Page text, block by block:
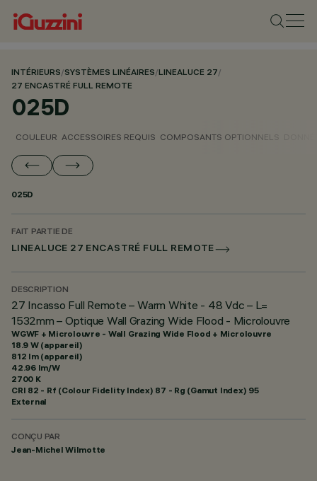
INTÉRIEURS/SYSTÈMES LINÉAIRES/LINEALUCE 27/
27 ENCASTRÉ FULL REMOTE
025D
COULEUR ACCESSOIRES REQUIS COMPOSANTS OPTIONNELS
025D
FAIT PARTIE DE
LINEALUCE 27 ENCASTRÉ FULL REMOTE
DESCRIPTION
27 Incasso Full Remote – Warm White - 48 Vdc – L=
1532mm – Optique Wall Grazing Wide Flood - Microlouvre
WGWF + Microlouvre - Wall Grazing Wide Flood + Microlouvre
18.9 W (appareil)
812 lm (appareil)
42.96 lm/W
2700 K
CRI 82 - Rf (Colour Fidelity Index) 87 - Rg (Gamut Index) 95
External
CONÇU PAR
Jean-Michel Wilmotte